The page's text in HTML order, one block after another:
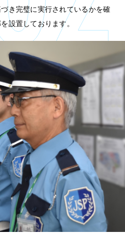
き完璧に実行されているかを確
設置しております。